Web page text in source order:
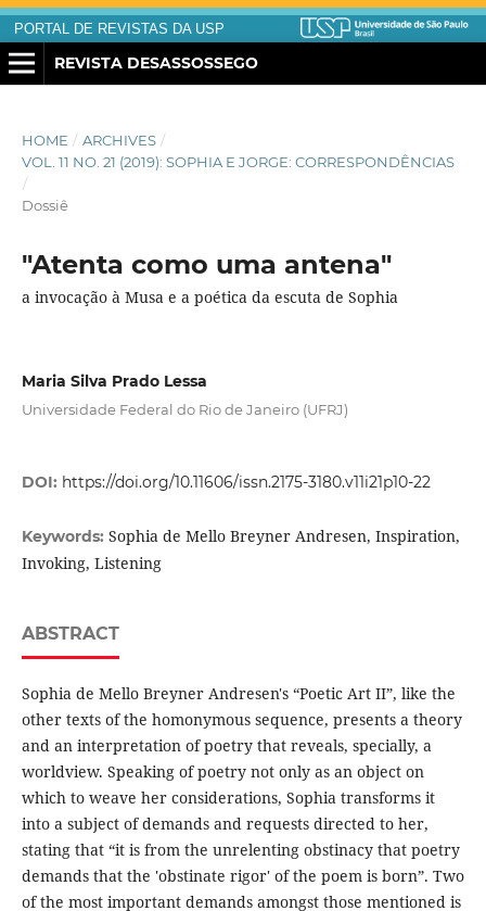
PORTAL DE REVISTAS DA USP
REVISTA DESASSOSSEGO
HOME / ARCHIVES /
VOL. 11 NO. 21 (2019): SOPHIA E JORGE: CORRESPONDÊNCIAS
/
Dossiê
"Atenta como uma antena"
a invocação à Musa e a poética da escuta de Sophia
Maria Silva Prado Lessa
Universidade Federal do Rio de Janeiro (UFRJ)
DOI: https://doi.org/10.11606/issn.2175-3180.v11i21p10-22
Keywords: Sophia de Mello Breyner Andresen, Inspiration,
Invoking, Listening
ABSTRACT
Sophia de Mello Breyner Andresen's “Poetic Art II”, like the
other texts of the homonymous sequence, presents a theory
and an interpretation of poetry that reveals, specially, a
worldview. Speaking of poetry not only as an object on
which to weave her considerations, Sophia transforms it
into a subject of demands and requests directed to her,
stating that “it is from the unrelenting obstinacy that poetry
demands that the 'obstinate rigor' of the poem is born”. Two
of the most important demands amongst those mentioned is